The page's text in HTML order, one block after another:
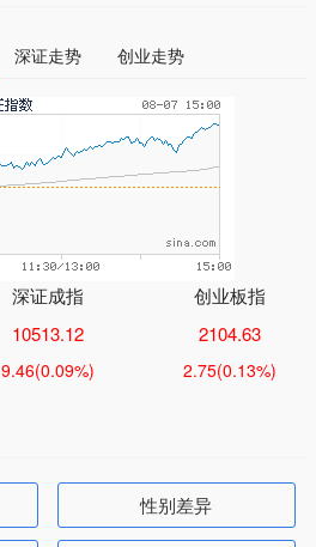
深证走势 创业走势
深证成指
10513.12
9.46(0.09%)
创业板指
2104.63
2.75(0.13%)
性别差异